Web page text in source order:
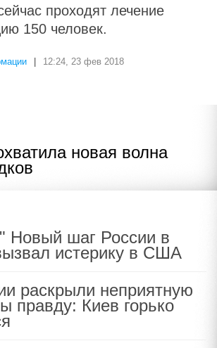
проходят лечение
150 человек.
12:24, 23 фев 2018
новая волна
Новый шаг России в
истерику в США
раскрыли неприятную
правду: Киев горько